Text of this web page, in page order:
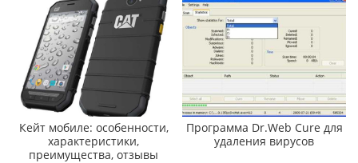
Кейт мобиле: особенности,
характеристики,
преимущества, отзывы
Программа Dr.Web Cure для
удаления вирусов